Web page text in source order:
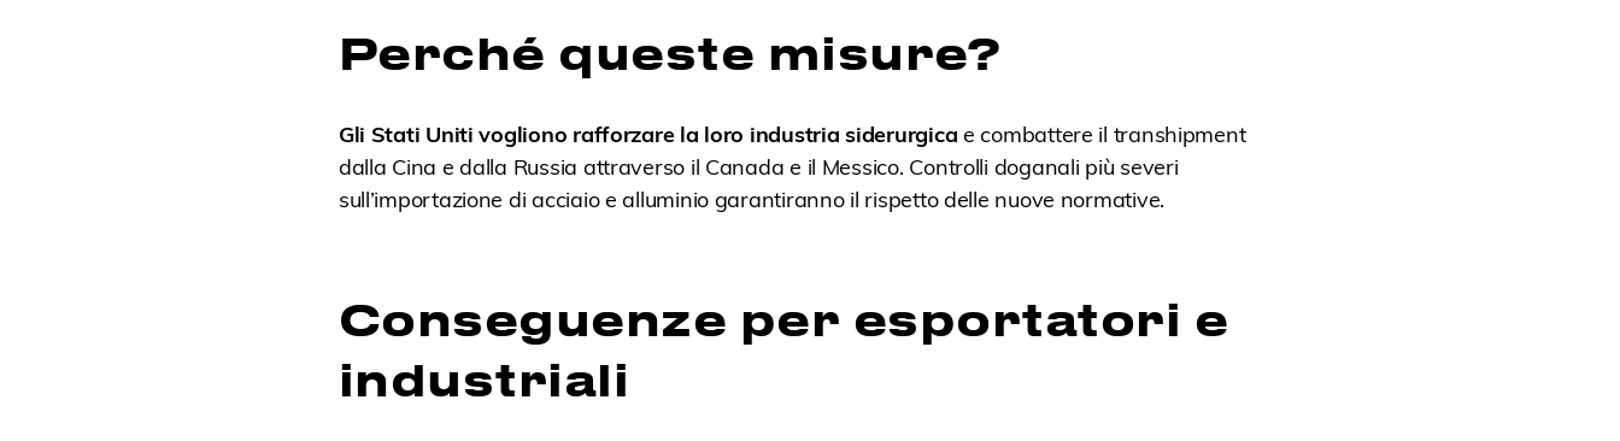
Perché queste misure?
Gli Stati Uniti vogliono rafforzare la loro industria siderurgica e combattere il transhipment
dalla Cina e dalla Russia attraverso il Canada e il Messico. Controlli doganali più severi
sull’importazione di acciaio e alluminio garantiranno il rispetto delle nuove normative.
Conseguenze per esportatori e
industriali